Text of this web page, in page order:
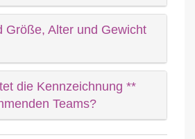
Größe, Alter und Gewicht
die Kennzeichnung **
Teams?